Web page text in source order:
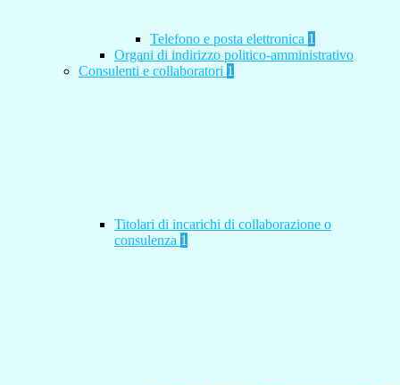
Telefono e posta elettronica 1
Organi di indirizzo politico-amministrativo
Consulenti e collaboratori 1
Titolari di incarichi di collaborazione o
consulenza 1